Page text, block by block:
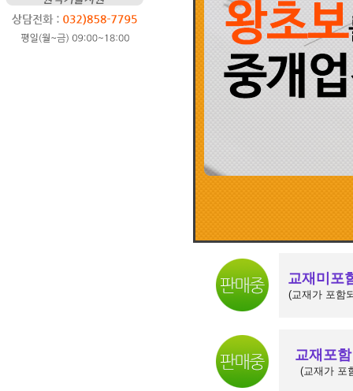
교재미포
(교재가 포함
교재포
(교재가 포